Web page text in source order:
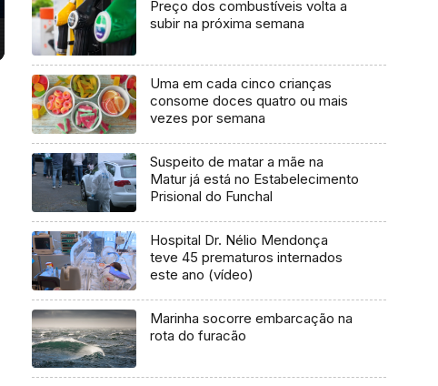
Preço dos combustíveis volta a
subir na próxima semana
Uma em cada cinco crianças
consome doces quatro ou mais
vezes por semana
Suspeito de matar a mãe na
Matur já está no Estabelecimento
Prisional do Funchal
Hospital Dr. Nélio Mendonça
teve 45 prematuros internados
este ano (vídeo)
Marinha socorre embarcação na
rota do furacão